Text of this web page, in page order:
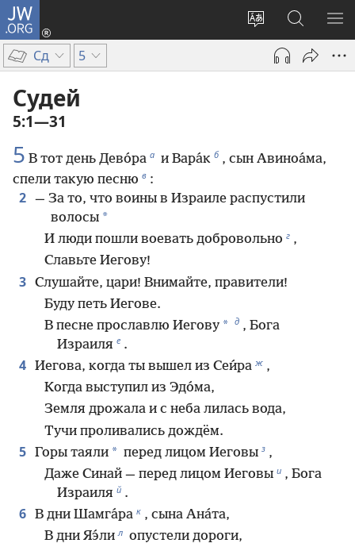
JW.ORG
Изменить
язык
сайта
Войти
(открывается
новом
Поиск
по
jw.org
Сд 5
Судей
5:1—31
5 В тот день Дево́ра а и Вара́к б , сын Авиноа́ма,
спели такую песню в :
2 — За то, что воины в Израиле распустили
волосы *
И люди пошли воевать добровольно г ,
Славьте Иегову!
3 Слушайте, цари! Внимайте, правители!
Буду петь Иегове.
В песне прославлю Иегову * д , Бога
Израиля е .
4 Иегова, когда ты вышел из Сеи́ра ж ,
Когда выступил из Эдо́ма,
Земля дрожала и с неба лилась вода,
Тучи проливались дождём.
5 Горы таяли * перед лицом Иеговы з ,
Даже Синай — перед лицом Иеговы и , Бога
Израиля й .
6 В дни Шамга́ра к , сына Ана́та,
В дни Яэ́ли л опустели дороги,